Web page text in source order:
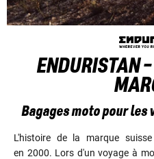
ENDURISTAN
Bagages moto pour les
L'histoire de la marque
en 2000. Lors d'un voyage à